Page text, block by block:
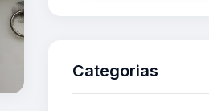
Categorias